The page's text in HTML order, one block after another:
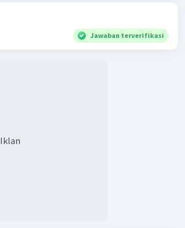
Jawaban terverifikasi
Iklan